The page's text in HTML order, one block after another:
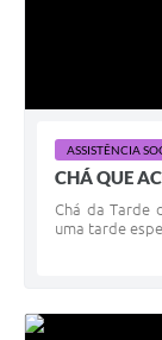
ASSISTÊNCIA
CHÁ QUE
Chá da Tarde
uma tarde